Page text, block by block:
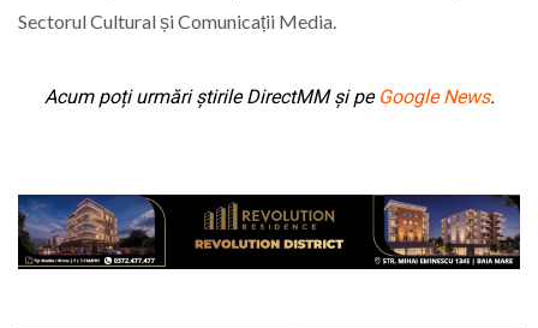
Sectorul Cultural și Comunicații Media.
Acum poți urmări știrile DirectMM și pe Google News.